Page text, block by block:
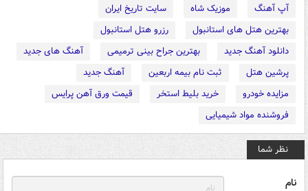
آپ آهنگ موزیک شاه
سایت تاریخ ایران
بهترین هتل های استانبول
رزرو هتل استانبول
دانلود آهنگ جدید
بهترین جراح بینی ترمیمی
آهنگ های جدید
پرشین هتل
ثبت نام بیمه اربعین
آهنگ جدید
مزایده خودرو
خرید بلیط استخر
قیمت ورق آهن پرایس
فروشنده مواد شیمیایی
نظر شما
نام